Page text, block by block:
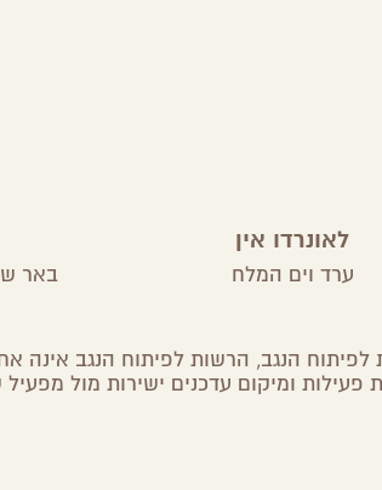
לאונרדו אין
ערד וים המלח באר
הנגב, הרשות לפיתוח הנגב אינה
ומיקום עדכנים ישירות מול